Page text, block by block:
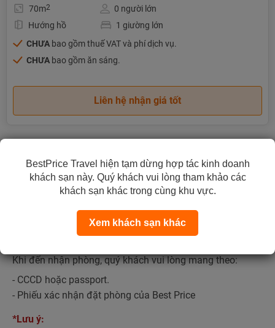
70m2
0 người lớn
Hướng hồ
1 giường lớn
CHƯA bao gồm thuế VAT và phí dịch vụ.
CHƯA bao gồm ăn sáng.
Liên hệ nhận giá tốt
Quy định nhận & trả phòng
Thời gian nhận phòng: 14:00
Thời gian trả phòng: 12:00
Khi đến nhận phòng, quý khách vui lòng mang theo:
- CCCD hoặc passport.
- Phiếu xác nhận đặt phòng của Best Price
*Lưu ý:
BestPrice Travel hiện tạm dừng hợp tác kinh doanh
khách sạn này. Quý khách vui lòng tham khảo các
khách sạn khác trong cùng khu vực.
Xem khách sạn khác